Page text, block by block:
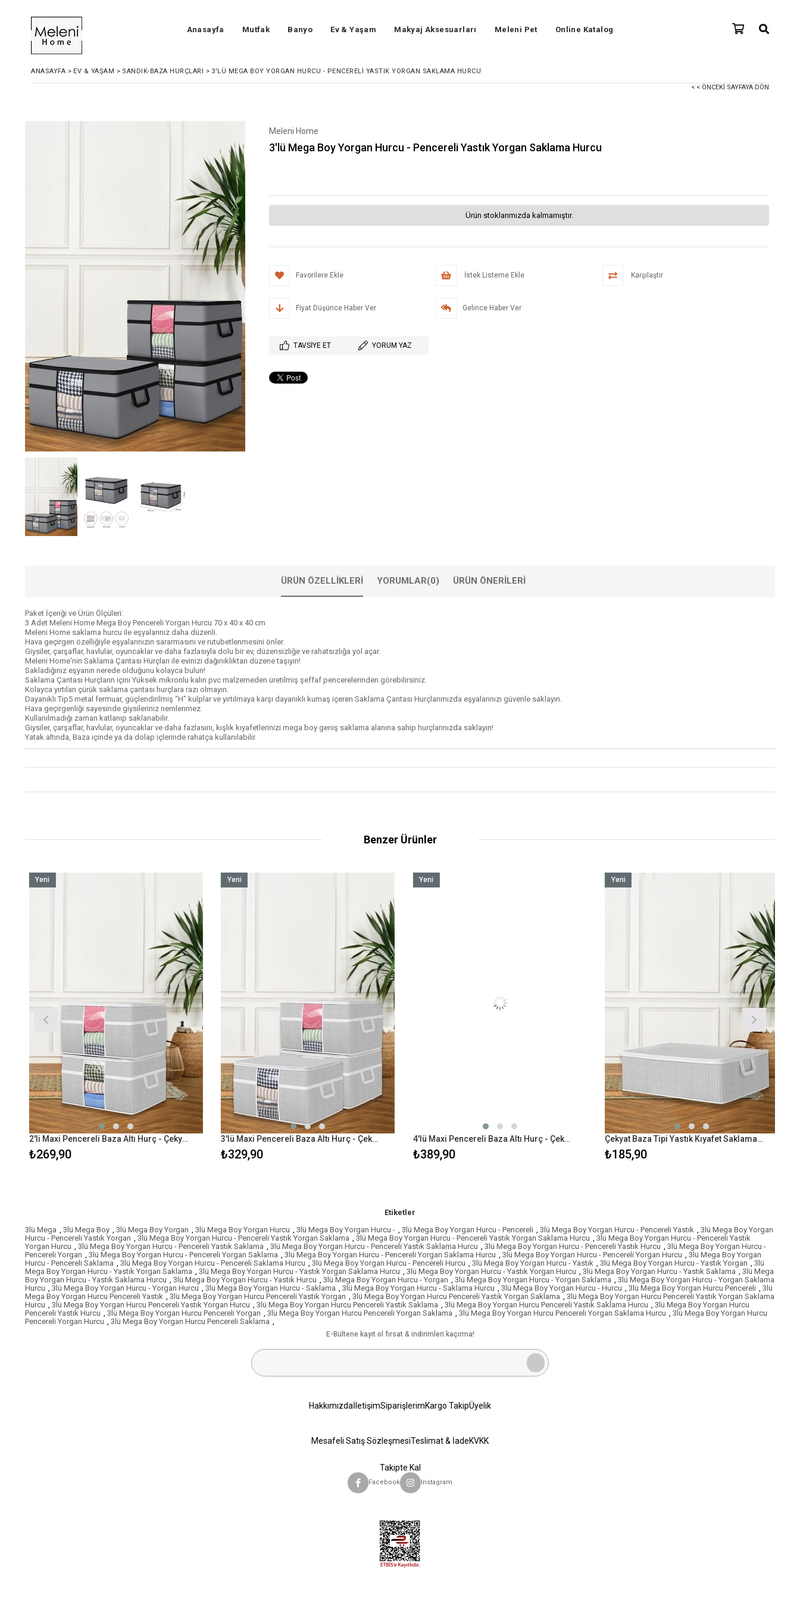
Anasayfa Mutfak Banyo Ev & Yaşam Makyaj Aksesuarları Meleni Pet Online Katalog
ANASAYFA > EV & YAŞAM > SANDIK-BAZA HURÇLARI > 3'LÜ MEGA BOY YORGAN HURCU - PENCERELI YASTIK YORGAN SAKLAMA HURCU
< < ÖNCEKI SAYFAYA DÖN
Meleni Home
3'lü Mega Boy Yorgan Hurcu - Pencereli Yastık Yorgan Saklama Hurcu
Ürün stoklarımızda kalmamıştır.
Favorilere Ekle İstek Listeme Ekle Karşılaştır
Fiyat Düşünce Haber Ver Gelince Haber Ver
TAVSIYE ET YORUM YAZ
ÜRÜN ÖZELLIKLERI YORUMLAR(0) ÜRÜN ÖNERILERI
Paket İçeriği ve Ürün Ölçüleri:
3 Adet Meleni Home Mega Boy Pencereli Yorgan Hurcu 70 x 40 x 40 cm
Meleni Home saklama hurcu ile eşyalarınız daha düzenli.
Hava geçirgen özelliğiyle eşyalarınızın sararmasını ve rutubetlenmesini önler.
Giysiler, çarşaflar, havlular, oyuncaklar ve daha fazlasıyla dolu bir ev, düzensizliğe ve rahatsızlığa yol açar.
Meleni Home'nin Saklama Çantası Hurçları ile evinizi dağınıklıktan düzene taşıyın!
Sakladığınız eşyanın nerede olduğunu kolayca bulun!
Saklama Çantası Hurçların içini Yüksek mikronlu kalın pvc malzemeden üretilmiş şeffaf pencerelerinden görebilirsiniz.
Kolayca yırtılan çürük saklama çantası hurçlara razı olmayın.
Dayanıklı Tip5 metal fermuar, güçlendirilmiş "H" kulplar ve yırtılmaya karşı dayanıklı kumaş içeren Saklama Çantası Hurçlarımızda eşyalarınızı güvenle saklayın.
Hava geçirgenliği sayesinde giysileriniz nemlenmez.
Kullanılmadığı zaman katlanıp saklanabilir.
Giysiler, çarşaflar, havlular, oyuncaklar ve daha fazlasını, kışlık kıyafetlerinizi mega boy geniş saklama alanına sahip hurçlarınızda saklayın!
Yatak altında, Baza içinde ya da dolap içlerinde rahatça kullanılabilir.
Benzer Ürünler
2'li Maxi Pencereli Baza Altı Hurç - Çekyat Baza Tipi Yastık Kıyafet Saklama Hurcu 45 x 40 x 30 cm
₺269,90
Yeni
3'lü Maxi Pencereli Baza Altı Hurç - Çekyat Baza Tipi Yastık Kıyafet Saklama Hurcu 45 x 40 x 30 cm
₺329,90
Yeni
4'lü Maxi Pencereli Baza Altı Hurç - Çekyat Baza Tipi Yastık Kıyafet Saklama Hurcu 45 x 40 x 30 cm
₺389,90
Yeni
Çekyat Baza Tipi Yastık Kıyafet Saklama Hurcu - Baza Altı Düzenleyici Hurç 50 x 30 x 22 cm
₺185,90
Yeni
Etiketler
3lü Mega
3lü Mega Boy 3lü Mega Boy Yorgan 3lü Mega Boy Yorgan Hurcu 3lü Mega Boy Yorgan Hurcu - 3lü Mega Boy Yorgan Hurcu - Pencereli 3lü Mega Boy Yorgan Hurcu - Pencereli Yastık
3lü Mega Boy Yorgan
Hurcu - Pencereli Yastık Yorgan
3lü Mega Boy Yorgan Hurcu - Pencereli Yastık Yorgan Saklama 3lü Mega Boy Yorgan Hurcu - Pencereli Yastık Yorgan Saklama Hurcu
3lü Mega Boy Yorgan Hurcu - Pencereli Yastık
Yorgan Hurcu
3lü Mega Boy Yorgan Hurcu - Pencereli Yastık Saklama 3lü Mega Boy Yorgan Hurcu - Pencereli Yastık Saklama Hurcu 3lü Mega Boy Yorgan Hurcu - Pencereli Yastık Hurcu
3lü Mega Boy Yorgan Hurcu -
Pencereli Yorgan
3lü Mega Boy Yorgan Hurcu - Pencereli Yorgan Saklama 3lü Mega Boy Yorgan Hurcu - Pencereli Yorgan Saklama Hurcu 3lü Mega Boy Yorgan Hurcu - Pencereli Yorgan Hurcu
3lü Mega Boy Yorgan
Hurcu - Pencereli Saklama
3lü Mega Boy Yorgan Hurcu - Pencereli Saklama Hurcu 3lü Mega Boy Yorgan Hurcu - Pencereli Hurcu 3lü Mega Boy Yorgan Hurcu - Yastık 3lü Mega Boy Yorgan Hurcu - Yastık Yorgan
3lü
Mega Boy Yorgan Hurcu - Yastık Yorgan Saklama
3lü Mega Boy Yorgan Hurcu - Yastık Yorgan Saklama Hurcu 3lü Mega Boy Yorgan Hurcu - Yastık Yorgan Hurcu 3lü Mega Boy Yorgan Hurcu - Yastık Saklama
3lü Mega
Boy Yorgan Hurcu - Yastık Saklama Hurcu
3lü Mega Boy Yorgan Hurcu - Yastık Hurcu 3lü Mega Boy Yorgan Hurcu - Yorgan 3lü Mega Boy Yorgan Hurcu - Yorgan Saklama
3lü Mega Boy Yorgan Hurcu - Yorgan Saklama
Hurcu
3lü Mega Boy Yorgan Hurcu - Yorgan Hurcu 3lü Mega Boy Yorgan Hurcu - Saklama 3lü Mega Boy Yorgan Hurcu - Saklama Hurcu 3lü Mega Boy Yorgan Hurcu - Hurcu 3lü Mega Boy Yorgan Hurcu Pencereli
3lü
Mega Boy Yorgan Hurcu Pencereli Yastık
3lü Mega Boy Yorgan Hurcu Pencereli Yastık Yorgan 3lü Mega Boy Yorgan Hurcu Pencereli Yastık Yorgan Saklama
3lü Mega Boy Yorgan Hurcu Pencereli Yastık Yorgan Saklama
Hurcu
3lü Mega Boy Yorgan Hurcu Pencereli Yastık Yorgan Hurcu 3lü Mega Boy Yorgan Hurcu Pencereli Yastık Saklama 3lü Mega Boy Yorgan Hurcu Pencereli Yastık Saklama Hurcu
3lü Mega Boy Yorgan Hurcu
Pencereli Yastık Hurcu
3lü Mega Boy Yorgan Hurcu Pencereli Yorgan 3lü Mega Boy Yorgan Hurcu Pencereli Yorgan Saklama 3lü Mega Boy Yorgan Hurcu Pencereli Yorgan Saklama Hurcu
3lü Mega Boy Yorgan Hurcu
Pencereli Yorgan Hurcu
3lü Mega Boy Yorgan Hurcu Pencereli Saklama
E-Bültene kayıt ol fırsat & indirimleri kaçırma!
HakkımızdaİletişimSiparişlerimKargo TakipÜyelik
Mesafeli Satış SözleşmesiTeslimat & İadeKVKK
Takipte Kal
Facebook Instagram